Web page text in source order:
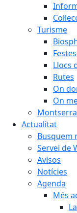
Turisme
Llocs
Rutes
On
On
Actualitat
Busquem
Servei de
Avisos
Notícies
Agenda
Més